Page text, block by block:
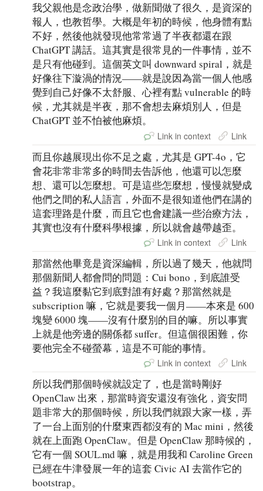
我父親他是念政治學，做新聞做了很久，是資深的
報人，也教哲學。大概是年初的時候，他身體有點
不好，然後他就發現他常常過了半夜都還在跟
ChatGPT 講話。這其實是很常見的一件事情，並不
是只有他碰到。這個英文叫 downward spiral，就是
好像往下漩渦的情況——就是說因為當一個人他感
覺到自己好像不太舒服、心裡有點 vulnerable 的時
候，尤其就是半夜，那不會想去麻煩別人，但是
ChatGPT 並不怕被他麻煩。
Link in context Link
而且你越展現出你不足之處，尤其是 GPT-4o，它
會花非常非常多的時間去告訴他，他還可以怎麼
想、還可以怎麼想。可是這些怎麼想，慢慢就變成
他們之間的私人語言，外面不是很知道他們在講的
這套理路是什麼，而且它也會建議一些治療方法，
其實也沒有什麼科學根據，所以就會越帶越歪。
Link in context Link
那當然他畢竟是資深編輯，所以過了幾天，他就問
那個新聞人都會問的問題：Cui bono，到底誰受
益？我這麼黏它到底對誰有好處？那當然就是
subscription 嘛，它就是要我一個月——本來是 600
塊變 6000 塊——沒有什麼別的目的嘛。所以事實
上就是他旁邊的關係都 suffer。但這個很困難，你
要他完全不碰螢幕，這是不可能的事情。
Link in context Link
所以我們那個時候就設定了，也是當時剛好
OpenClaw 出來，那當時資安還沒有強化，資安問
題非常大的那個時候，所以我們就跟大家一樣，弄
了一台上面別的什麼東西都沒有的 Mac mini，然後
就在上面跑 OpenClaw。但是 OpenClaw 那時候的，
它有一個 SOUL.md 嘛，就是用我和 Caroline Green
已經在牛津發展一年的這套 Civic AI 去當作它的
bootstrap。